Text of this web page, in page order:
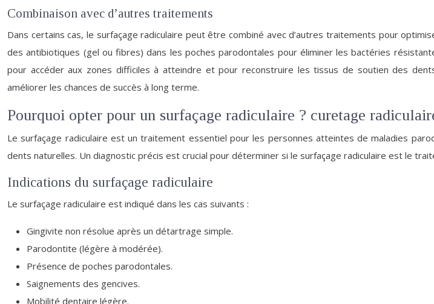
Combinaison avec d’autres traitements
Dans certains cas, le surfaçage radiculaire peut être combiné avec d’autres traitements pour
des antibiotiques (gel ou fibres) dans les poches parodontales pour éliminer les bactéries
pour accéder aux zones difficiles à atteindre et pour reconstruire les tissus de soutien des
améliorer les chances de succès à long terme.
Pourquoi opter pour un surfaçage radiculaire ? curetage
Le surfaçage radiculaire est un traitement essentiel pour les personnes atteintes de maladies
dents naturelles. Un diagnostic précis est crucial pour déterminer si le surfaçage radiculaire est le
Indications du surfaçage radiculaire
Le surfaçage radiculaire est indiqué dans les cas suivants :
Gingivite non résolue après un détartrage simple.
Parodontite (légère à modérée).
Présence de poches parodontales.
Saignements des gencives.
Mobilité dentaire légère.